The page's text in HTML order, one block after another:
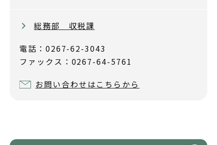
総務部 収税課
電話：0267-62-3043
ファックス：0267-64-5761
お問い合わせはこちらから